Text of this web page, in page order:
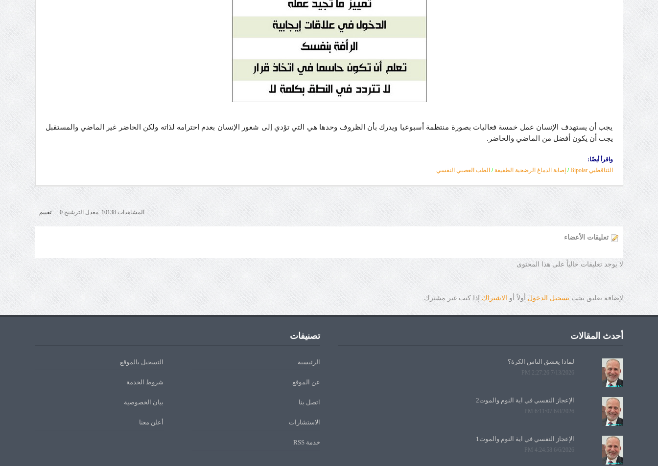
يجب أن يستهدف الإنسان عمل خمسة فعاليات بصورة منتظمة أسبوعيا ويدرك بأن الظروف وحدها هي التي تؤدي إلى شعور الإنسان بعدم احترامه لذاته ولكن الحاضر غير الماضي والمستقبل
يجب أن يكون أفضل من الماضي والحاضر.
واقرأ أيضًا:
الثناقطبي Bipolar
/ إصابة الدماغ الرضحية الطفيفة / الطب العصبي النفسي
المشاهدات 10138 معدل الترشيح 0 تقييم
تعليقات الأعضاء
لا يوجد تعليقات حالياً على هذا المحتوى
لإضافة تعليق يجبتسجيل الدخول أولاً أو الاشتراك إذا كنت غير مشترك
أحدث المقالات
لماذا يعشق الناس الكرة؟
7/13/2026 2:27:26 PM
الإعجاز النفسي في آية النوم والموت2
6/8/2026 6:11:07 PM
الإعجاز النفسي في آية النوم والموت1
6/6/2026 4:24:58 PM
تصنيفات
الرئيسية التسجيل بالموقع
عن الموقع شروط الخدمة
اتصل بنا بيان الخصوصية
الاستشارات أعلن معنا
خدمة RSS